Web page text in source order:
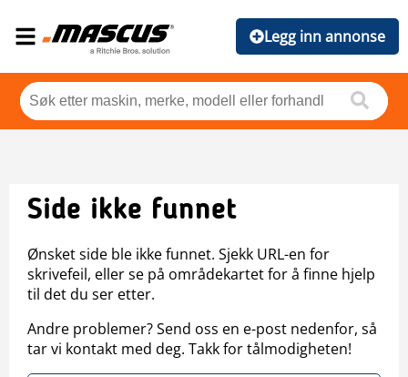
Legg inn annonse
Side ikke funnet
Ønsket side ble ikke funnet. Sjekk URL-en for
skrivefeil, eller se på områdekartet for å finne hjelp
til det du ser etter.
Andre problemer? Send oss en e-post nedenfor, så
tar vi kontakt med deg. Takk for tålmodigheten!